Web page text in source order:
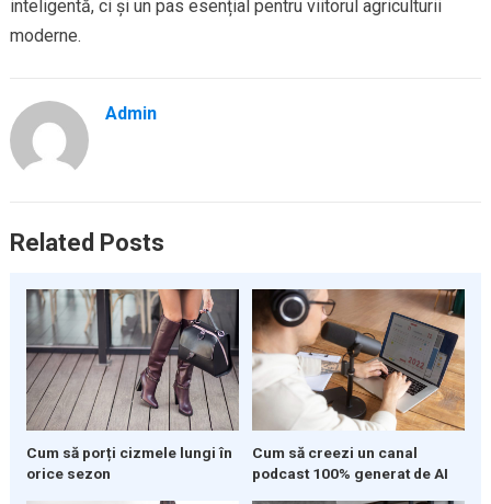
inteligentă, ci și un pas esențial pentru viitorul agriculturii
moderne.
Admin
Related Posts
Cum să porți cizmele lungi în
orice sezon
Cum să creezi un canal
podcast 100% generat de AI